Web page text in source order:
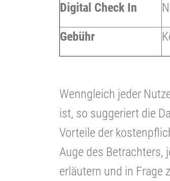
Digital Check In
Gebühr
Wenngleich jeder
ist, so suggeriert die
Vorteile der
Auge des Betrachters,
erläutern und in Frage